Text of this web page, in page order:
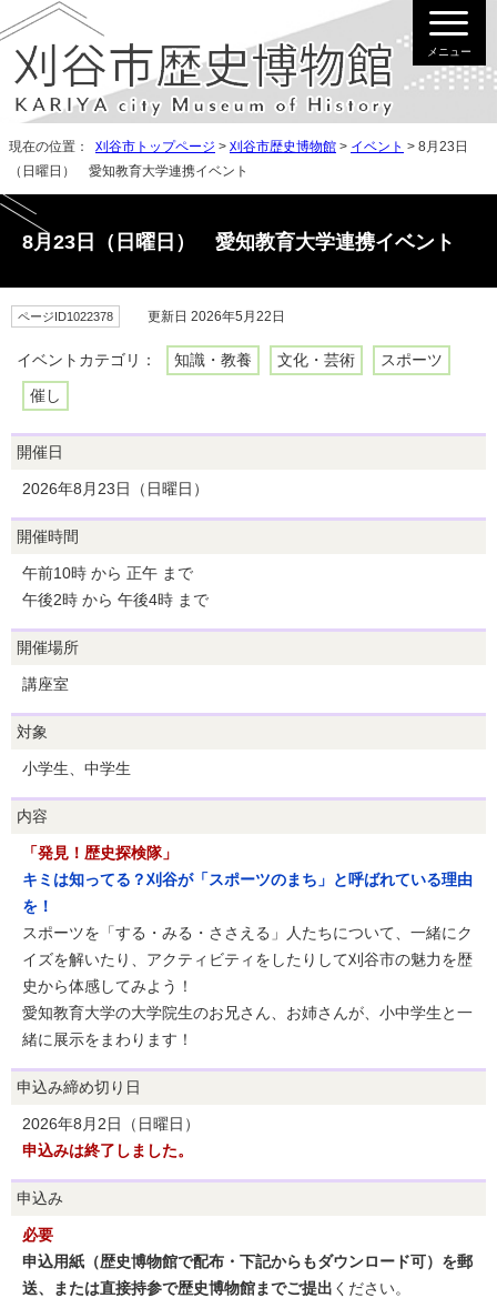
メニュー
現在の位置： 刈谷市トップページ > 刈谷市歴史博物館 > イベント > 8月23日
（日曜日） 愛知教育大学連携イベント
8月23日（日曜日） 愛知教育大学連携イベント
ページID1022378 更新日 2026年5月22日
イベントカテゴリ： 知識・教養 文化・芸術 スポーツ
催し
開催日
2026年8月23日（日曜日）
開催時間
午前10時 から 正午 まで
午後2時 から 午後4時 まで
開催場所
講座室
対象
小学生、中学生
内容
「発見！歴史探検隊」
キミは知ってる？刈谷が「スポーツのまち」と呼ばれている理由
を！
スポーツを「する・みる・ささえる」人たちについて、一緒にク
イズを解いたり、アクティビティをしたりして刈谷市の魅力を歴
史から体感してみよう！
愛知教育大学の大学院生のお兄さん、お姉さんが、小中学生と一
緒に展示をまわります！
申込み締め切り日
2026年8月2日（日曜日）
申込みは終了しました。
申込み
必要
申込用紙（歴史博物館で配布・下記からもダウンロード可）を郵
送、または直接持参で歴史博物館までご提出 ください。